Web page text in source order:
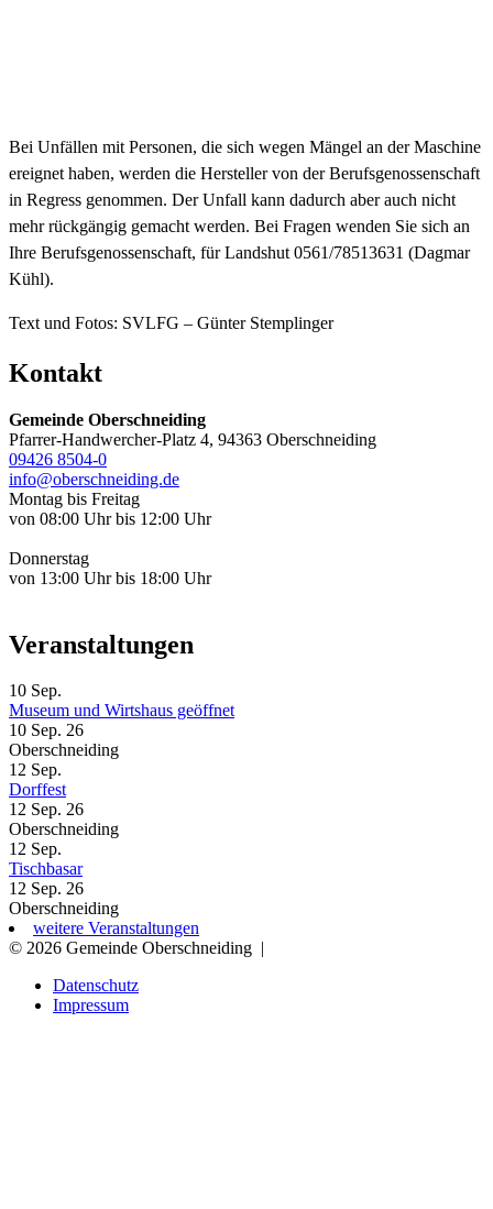
Bei Unfällen mit Personen, die sich wegen Mängel an der Maschine
ereignet haben, werden die Hersteller von der Berufsgenossenschaft
in Regress genommen. Der Unfall kann dadurch aber auch nicht
mehr rückgängig gemacht werden. Bei Fragen wenden Sie sich an
Ihre Berufsgenossenschaft, für Landshut 0561/78513631 (Dagmar
Kühl).
Text und Fotos: SVLFG – Günter Stemplinger
Kontakt
Gemeinde Oberschneiding
Pfarrer-Handwercher-Platz 4, 94363 Oberschneiding
09426 8504-0
info@oberschneiding.de
Montag bis Freitag
von 08:00 Uhr bis 12:00 Uhr
Donnerstag
von 13:00 Uhr bis 18:00 Uhr
Veranstaltungen
10 Sep.
Museum und Wirtshaus geöffnet
10 Sep. 26
Oberschneiding
12 Sep.
Dorffest
12 Sep. 26
Oberschneiding
12 Sep.
Tischbasar
12 Sep. 26
Oberschneiding
weitere Veranstaltungen
© 2026 Gemeinde Oberschneiding |
Datenschutz
Impressum